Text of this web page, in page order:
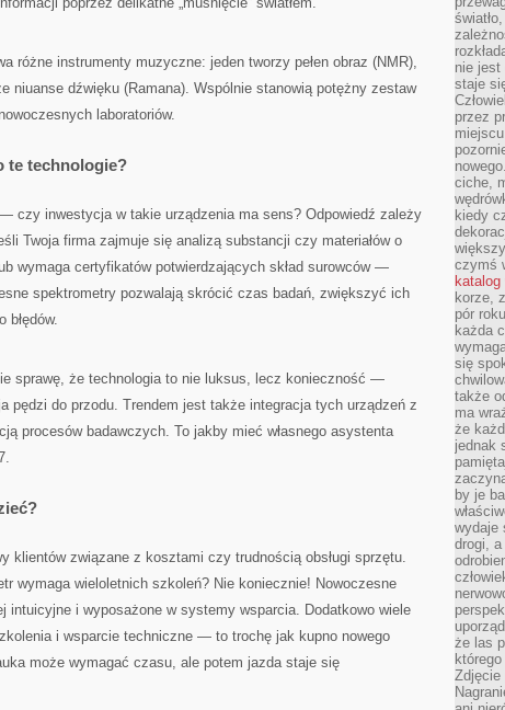
różne instrumenty muzyczne: jeden tworzy pełen obraz (NMR),
niuanse dźwięku (Ramana). Wspólnie stanowią potężny zestaw
laboratoriów.
te technologie?
czy inwestycja w takie urządzenia ma sens? Odpowiedź zależy
Twoja firma zajmuje się analizą substancji czy materiałów o
wymaga certyfikatów potwierdzających skład surowców —
spektrometry pozwalają skrócić czas badań, zwiększyć ich
błędów.
sprawę, że technologia to nie luksus, lecz konieczność —
pędzi do przodu. Trendem jest także integracja tych urządzeń z
procesów badawczych. To jakby mieć własnego asystenta
klientów związane z kosztami czy trudnością obsługi sprzętu.
wymaga wieloletnich szkoleń? Nie koniecznie! Nowoczesne
intuicyjne i wyposażone w systemy wsparcia. Dodatkowo wiele
i wsparcie techniczne — to trochę jak kupno nowego
może wymagać czasu, ale potem jazda staje się
nie jest
staje
przez
ciche,
kiedy
czymś
korze,
pór
każda
się
także
ma
że
jednak
by je
wydaje
drogi,
że las
Zdjęcie